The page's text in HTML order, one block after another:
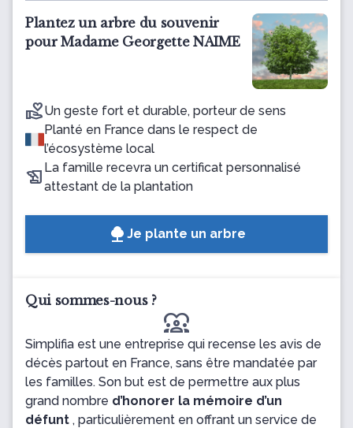
Plantez un arbre du souvenir
pour Madame Georgette NAIME
Un geste fort et durable, porteur de sens
Planté en France dans le respect de
l’écosystème local
La famille recevra un certificat personnalisé
attestant de la plantation
Je plante un arbre
Qui sommes-nous ?
diversity_1
Simplifia est une entreprise qui recense les avis de
décès partout en France, sans être mandatée par
les familles. Son but est de permettre aux plus
grand nombre d’honorer la mémoire d’un
défunt , particulièrement en offrant un service de